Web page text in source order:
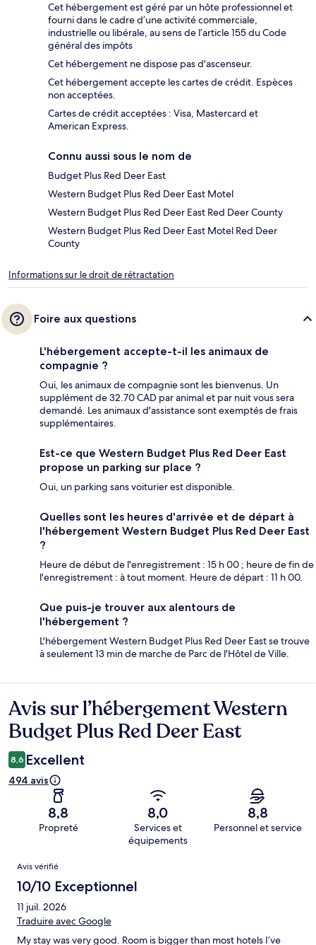
Cet hébergement est géré par un hôte professionnel et
fourni dans le cadre d’une activité commerciale,
industrielle ou libérale, au sens de l’article 155 du Code
général des impôts
Cet hébergement ne dispose pas d'ascenseur.
Cet hébergement accepte les cartes de crédit. Espèces
non acceptées.
Cartes de crédit acceptées : Visa, Mastercard et
American Express.
Connu aussi sous le nom de
Budget Plus Red Deer East
Western Budget Plus Red Deer East Motel
Western Budget Plus Red Deer East Red Deer County
Western Budget Plus Red Deer East Motel Red Deer
County
Informations sur le droit de rétractation
Foire aux questions
L'hébergement accepte-t-il les animaux de
compagnie ?
Oui, les animaux de compagnie sont les bienvenus. Un
supplément de 32.70 CAD par animal et par nuit vous sera
demandé. Les animaux d'assistance sont exemptés de frais
supplémentaires.
Est-ce que Western Budget Plus Red Deer East
propose un parking sur place ?
Oui, un parking sans voiturier est disponible.
Quelles sont les heures d'arrivée et de départ à
l'hébergement Western Budget Plus Red Deer East
?
Heure de début de l'enregistrement : 15 h 00 ; heure de fin de
l'enregistrement : à tout moment. Heure de départ : 11 h 00.
Que puis-je trouver aux alentours de
l'hébergement ?
L'hébergement Western Budget Plus Red Deer East se trouve
à seulement 13 min de marche de Parc de l'Hôtel de Ville.
Avis
Avis sur l’hébergement Western
Budget Plus Red Deer East
8,6 Excellent
494 avis
8,8
Propreté
8,0
Services et
équipements
8,8
Personnel et service
Avis
Avis vérifié
10/10 Exceptionnel
11 juil. 2026
Traduire avec Google
My stay was very good. Room is bigger than most hotels I’ve